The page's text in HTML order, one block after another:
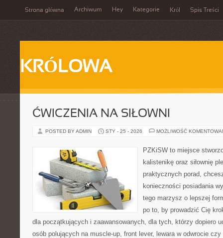
Strona główna Archiwum Hey Kategorie Król Spis Treści
KRÓLOWA
ĆWICZENIA NA SIŁOWNI
POSTED BY ADMIN STY - 25 - 2026 MOŻLIWOŚĆ
PZKiSW to miejsce
kalistenikę oraz siłownię
praktycznych porad,
konieczności posiadania
tego marzysz o lepszej
po to, by prowadzić Cię
dla początkujących i zaawansowanych, dla tych, którzy dopiero
osób polujących na muscle-up, front lever, lewara w odwrocie